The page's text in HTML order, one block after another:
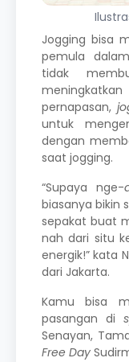
Jogging bisa
pemula
tidak
pernapasan,
untuk
dengan
saat jogging.
“Supaya nge-
biasanya bikin
sepakat buat
nah dari situ
energik!” kata
dari Jakarta.
Kamu bisa
pasangan di
Senayan,
Free Day